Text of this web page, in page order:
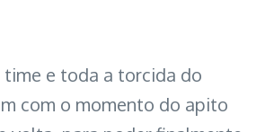
time e toda a torcida do
com o momento do apito